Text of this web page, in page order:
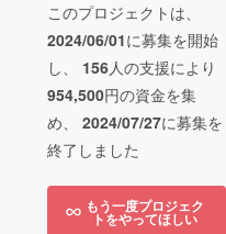
このプロジェクトは、
2024/06/01に募集を開始
し、 156人の支援により
954,500円の資金を集
め、 2024/07/27に募集を
終了しました
もう一度プロジェク
トをやってほしい